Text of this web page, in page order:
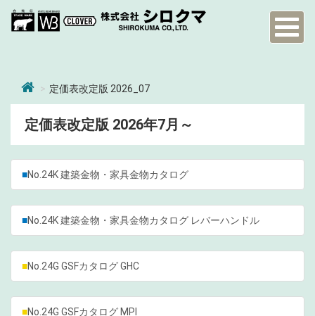
定価表改定版 2026_07
定価表改定版 2026年7月～
■No.24K 建築金物・家具金物カタログ
■No.24K 建築金物・家具金物カタログ レバーハンドル
■No.24G GSFカタログ GHC
■No.24G GSFカタログ MPI